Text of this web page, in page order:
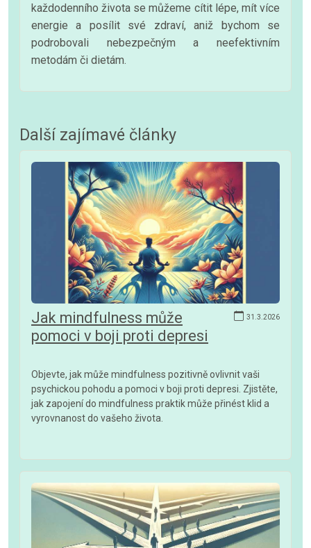
každodenního života se můžeme cítit lépe, mít více
energie a posílit své zdraví, aniž bychom se
podrobovali nebezpečným a neefektivním
metodám či dietám.
Další zajímavé články
31.3.2026
Jak mindfulness může
pomoci v boji proti depresi
Objevte, jak může mindfulness pozitivně ovlivnit vaši
psychickou pohodu a pomoci v boji proti depresi. Zjistěte,
jak zapojení do mindfulness praktik může přinést klid a
vyrovnanost do vašeho života.